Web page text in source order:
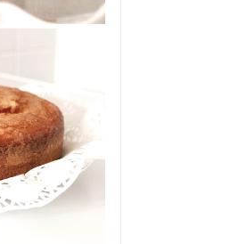
ALLO
DI
Ma
farvi vedere il
che è in frigo
stase...